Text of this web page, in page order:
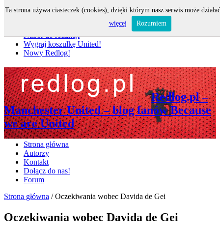
Nabór do redakcji
Wygraj koszulkę United!
Nowy Redlog!
Redlog.pl –
Manchester United – blog fanów Because
we are United
Strona główna
Autorzy
Kontakt
Dołącz do nas!
Forum
Strona główna /Oczekiwania wobec Davida de Gei
Oczekiwania wobec Davida de Gei
Ta strona używa ciasteczek (cookies), dzięki którym nasz serwis może
więcej
Rozumiem